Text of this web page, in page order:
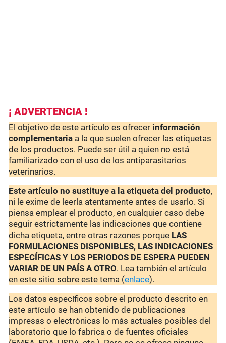
¡ ADVERTENCIA !
El objetivo de este artículo es ofrecer información
complementaria a la que suelen ofrecer las etiquetas
de los productos. Puede ser útil a quien no está
familiarizado con el uso de los antiparasitarios
veterinarios.
Este artículo no sustituye a la etiqueta del producto,
ni le exime de leerla atentamente antes de usarlo. Si
piensa emplear el producto, en cualquier caso debe
seguir estrictamente las indicaciones que contiene
dicha etiqueta, entre otras razones porque LAS
FORMULACIONES DISPONIBLES, LAS INDICACIONES
ESPECÍFICAS Y LOS PERIODOS DE ESPERA PUEDEN
VARIAR DE UN PAÍS A OTRO. Lea también el artículo
en este sitio sobre este tema (enlace).
Los datos específicos sobre el producto descrito en
este artículo se han obtenido de publicaciones
impresas o electrónicas lo más actuales posibles del
laboratorio que lo fabrica o de fuentes oficiales